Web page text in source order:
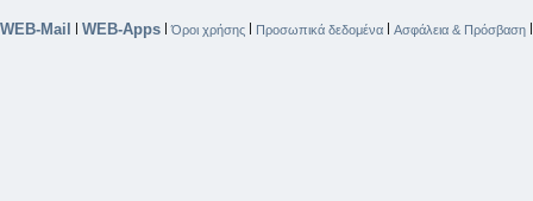
WEB-Mail | WEB-Apps |Όροι χρήσης | Προσωπικά δεδομένα | Ασφάλεια & Πρόσβαση